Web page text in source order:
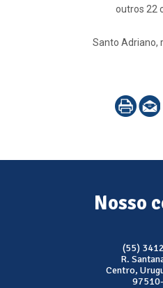
outros 22
Santo Adriano,
Nosso
(55)
R.
Centro,